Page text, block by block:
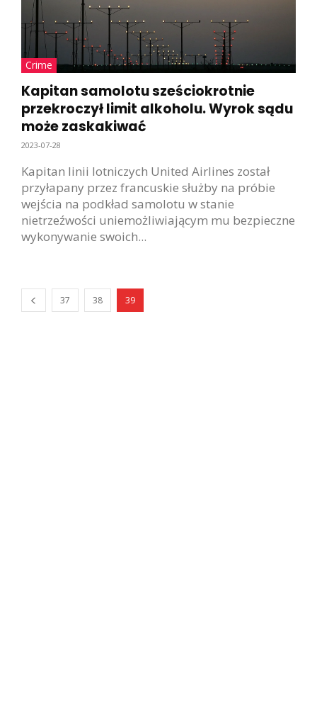
Crime
Kapitan samolotu sześciokrotnie
przekroczył limit alkoholu. Wyrok sądu
może zaskakiwać
2023-07-28
Kapitan linii lotniczych United Airlines został
przyłapany przez francuskie służby na próbie
wejścia na podkład samolotu w stanie
nietrzeźwości uniemożliwiającym mu bezpieczne
wykonywanie swoich...
37 38 39